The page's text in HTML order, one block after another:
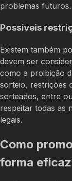
problemas futuros.
Possíveis
Existem também
devem ser
como a proibição
sorteio, restrições
sorteados, entre
respeitar todas as
legais.
Como
forma eficaz